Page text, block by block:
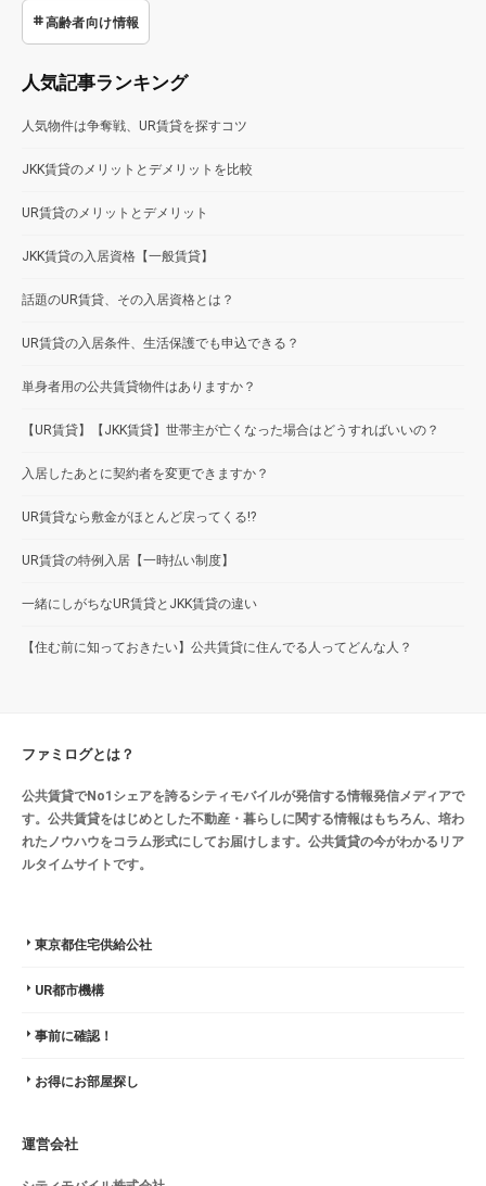
高齢者向け情報
人気記事ランキング
人気物件は争奪戦、UR賃貸を探すコツ
JKK賃貸のメリットとデメリットを比較
UR賃貸のメリットとデメリット
JKK賃貸の入居資格【一般賃貸】
話題のUR賃貸、その入居資格とは？
UR賃貸の入居条件、生活保護でも申込できる？
単身者用の公共賃貸物件はありますか？
【UR賃貸】【JKK賃貸】世帯主が亡くなった場合はどうすればいいの？
入居したあとに契約者を変更できますか？
UR賃貸なら敷金がほとんど戻ってくる!?
UR賃貸の特例入居【一時払い制度】
一緒にしがちなUR賃貸とJKK賃貸の違い
【住む前に知っておきたい】公共賃貸に住んでる人ってどんな人？
ファミログとは？
公共賃貸でNo1シェアを誇るシティモバイルが発信する情報発信メディアで
す。公共賃貸をはじめとした不動産・暮らしに関する情報はもちろん、培わ
れたノウハウをコラム形式にしてお届けします。公共賃貸の今がわかるリア
ルタイムサイトです。
東京都住宅供給公社
UR都市機構
事前に確認！
お得にお部屋探し
運営会社